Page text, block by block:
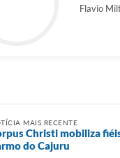
Flavio
MAIS RECENTE
Christi mobiliza
do Cajuru